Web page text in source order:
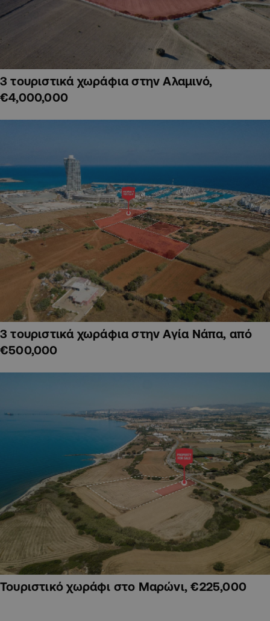
3 τουριστικά χωράφια στην Αλαμινό,
€4,000,000
3 τουριστικά χωράφια στην Αγία Νάπα, από
€500,000
Τουριστικό χωράφι στο Μαρώνι, €225,000